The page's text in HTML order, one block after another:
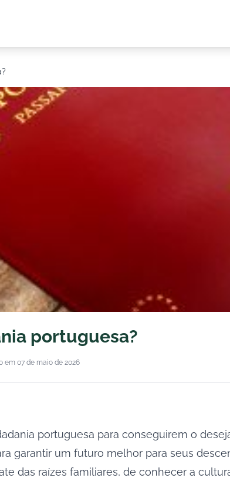
portuguesa?
em 07 de maio de 2026
portuguesa para conseguirem o
garantir um futuro melhor para seus
das raízes familiares, de conhecer a